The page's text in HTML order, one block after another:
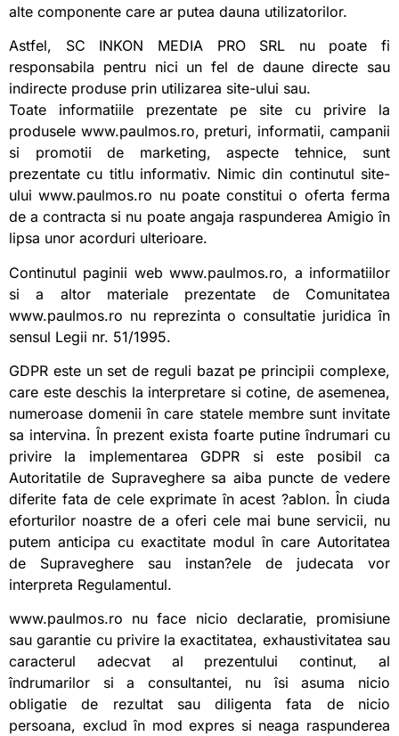
alte componente care ar putea dauna utilizatorilor.
Astfel, SC INKON MEDIA PRO SRL nu poate fi
responsabila pentru nici un fel de daune directe sau
indirecte produse prin utilizarea site-ului sau.
Toate informatiile prezentate pe site cu privire la
produsele www.paulmos.ro, preturi, informatii, campanii
si promotii de marketing, aspecte tehnice, sunt
prezentate cu titlu informativ. Nimic din continutul site-
ului www.paulmos.ro nu poate constitui o oferta ferma
de a contracta si nu poate angaja raspunderea Amigio în
lipsa unor acorduri ulterioare.
Continutul paginii web www.paulmos.ro, a informatiilor
si a altor materiale prezentate de Comunitatea
www.paulmos.ro nu reprezinta o consultatie juridica în
sensul Legii nr. 51/1995.
GDPR este un set de reguli bazat pe principii complexe,
care este deschis la interpretare si cotine, de asemenea,
numeroase domenii în care statele membre sunt invitate
sa intervina. În prezent exista foarte putine îndrumari cu
privire la implementarea GDPR si este posibil ca
Autoritatile de Supraveghere sa aiba puncte de vedere
diferite fata de cele exprimate în acest ?ablon. În ciuda
eforturilor noastre de a oferi cele mai bune servicii, nu
putem anticipa cu exactitate modul în care Autoritatea
de Supraveghere sau instan?ele de judecata vor
interpreta Regulamentul.
www.paulmos.ro nu face nicio declaratie, promisiune
sau garantie cu privire la exactitatea, exhaustivitatea sau
caracterul adecvat al prezentului continut, al
îndrumarilor si a consultantei, nu îsi asuma nicio
obligatie de rezultat sau diligenta fata de nicio
persoana, exclud în mod expres si neaga raspunderea